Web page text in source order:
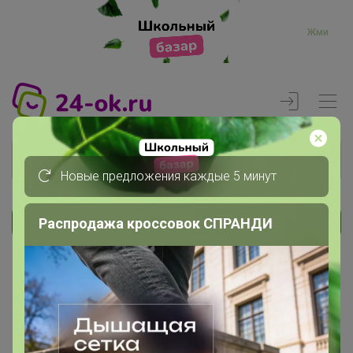
Жми
Главная
Вход
Вход
Новые предложения каждые 5 минут
Распродажа кроссовок СПРАНДИ